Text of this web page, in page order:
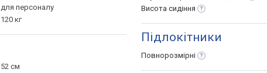
для персоналу
120 кг
52 см
Висота сидіння
Підлокітники
Повнорозмірні